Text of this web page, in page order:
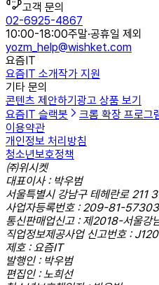
고객 문의
02-6925-4867
10:00-18:00주말·공휴일 제외
yozm_help@wishket.com
요즘IT
요즘IT 소개작가 지원
기타 문의
콘텐츠 제안하기 광고 상품 보기
요즘IT 슬랙봇
크롬 확장 프로그
이용약관
개인정보 처리방침
청소년보호정책
㈜위시켓
대표이사 : 박우범
서울특별시 강남구 테헤란로 211
사업자등록번호 : 209-81-57303
통신판매업신고 : 제2018-서울
직업정보제공사업 신고번호 :
제호 : 요즘IT
발행인 : 박우범
편집인 : 노희선